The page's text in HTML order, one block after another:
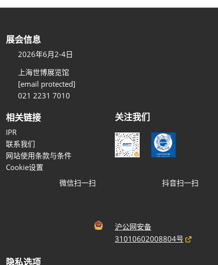
展会信息
2026年6月2-4日
上海世博展览馆
[email protected]
021 2231 7010
相关链接
IPR
联系我们
网站使用条款与条件
Cookie设置
关注我们
微信扫一扫 抖音扫一扫
沪公网安备
31010602008804号
隐私选项